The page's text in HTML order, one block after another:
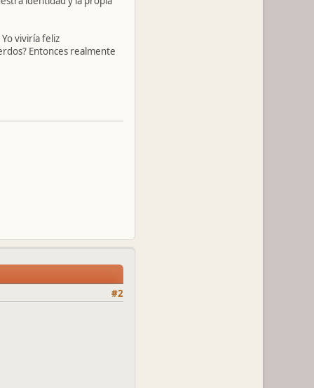
viviría feliz
Entonces realmente
#2